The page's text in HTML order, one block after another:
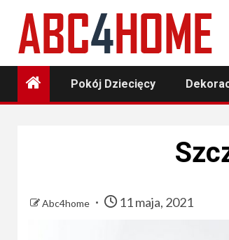
content
Pokój Dziecięcy
Abc4home 11 maja, 2021